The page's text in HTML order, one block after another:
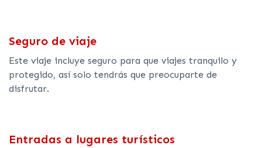
Seguro de viaje
Este viaje incluye seguro para que viajes tranquilo y
protegido, así solo tendrás que preocuparte de
disfrutar.
Entradas a lugares turísticos